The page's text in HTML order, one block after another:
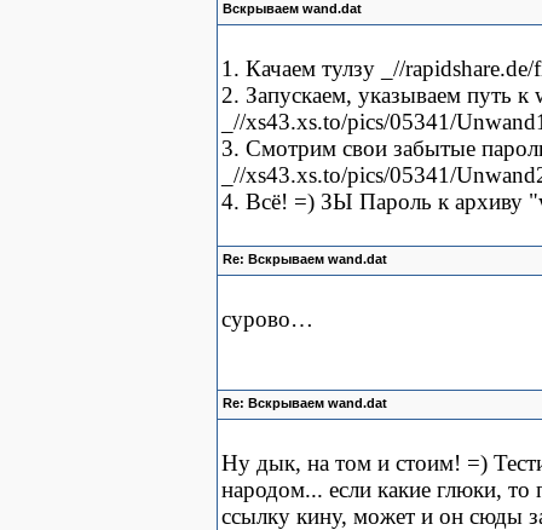
Вскрываем wand.dat
1. Качаем тулзу _//
2. Запускаем, указываем путь к
_//xs43.xs.to/pics/05341/
3. Смотрим свои забытые
_//xs43.xs.to/pics/05341/
4. Всё! =) ЗЫ Пароль к архиву
Re: Вскрываем wand.dat
сурово…
Re: Вскрываем wand.dat
Ну дык, на том и стоим! =)
народом... если какие глюки,
ссылку кину, может и он сюды